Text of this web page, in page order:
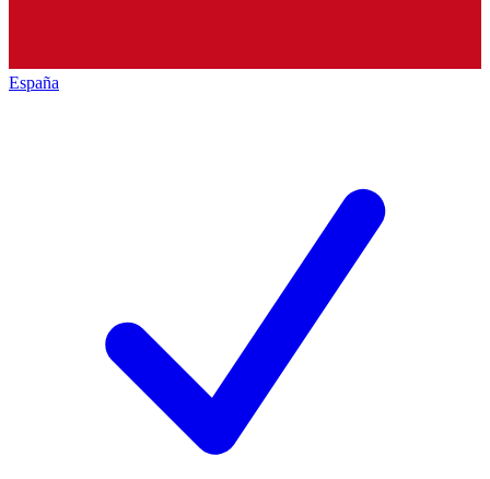
España